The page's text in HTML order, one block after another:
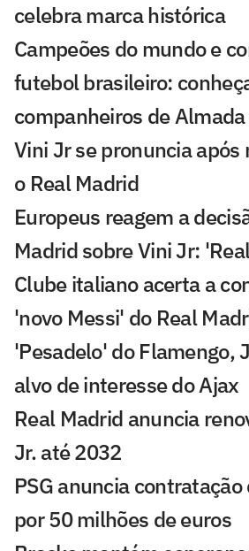
celebra marca histórica
Campeões do mundo e
futebol brasileiro:
companheiros de
Vini Jr se pronuncia após
o Real Madrid
Europeus reagem a
Madrid sobre Vini Jr:
Clube italiano acerta a
'novo Messi' do Real
'Pesadelo' do Flamengo,
alvo de interesse do Ajax
Real Madrid anuncia
Jr. até 2032
PSG anuncia
por 50 milhões de euros